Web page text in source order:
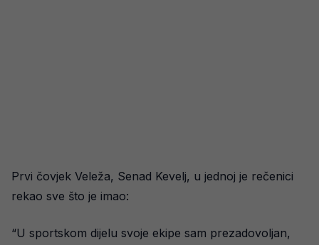
Prvi čovjek Veleža, Senad Kevelj, u jednoj je rečenici
rekao sve što je imao:
“U sportskom dijelu svoje ekipe sam prezadovoljan,